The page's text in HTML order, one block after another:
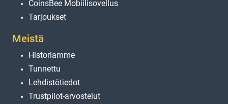
CoinsBee Mobiilisovellus
Tarjoukset
Meistä
Historiamme
Tunnettu
Lehdistötiedot
Trustpilot-arvostelut